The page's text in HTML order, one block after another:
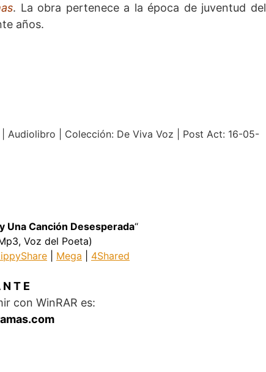
. La obra pertenece a la época de juventud del
años.
Audiolibro | Colección: De Viva Voz | Post Act: 16-05-
Una Canción Desesperada“
Voz del Poeta)
Mega 4Shared
N T E
con WinRAR es: